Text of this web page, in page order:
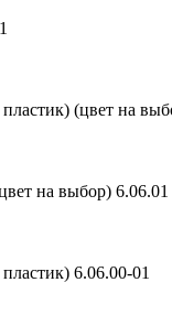
(цвет на
на выбор) 6.06.01
6.06.00-01